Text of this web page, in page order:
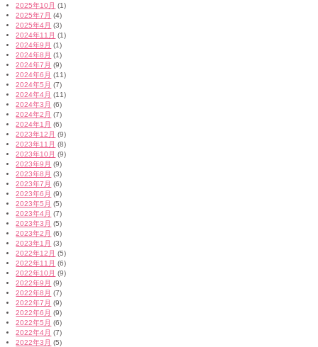
2025年10月 (1)
2025年7月 (4)
2025年4月 (3)
2024年11月 (1)
2024年9月 (1)
2024年8月 (1)
2024年7月 (9)
2024年6月 (11)
2024年5月 (7)
2024年4月 (11)
2024年3月 (6)
2024年2月 (7)
2024年1月 (6)
2023年12月 (9)
2023年11月 (8)
2023年10月 (9)
2023年9月 (9)
2023年8月 (3)
2023年7月 (6)
2023年6月 (9)
2023年5月 (5)
2023年4月 (7)
2023年3月 (5)
2023年2月 (6)
2023年1月 (3)
2022年12月 (5)
2022年11月 (6)
2022年10月 (9)
2022年9月 (9)
2022年8月 (7)
2022年7月 (9)
2022年6月 (9)
2022年5月 (6)
2022年4月 (7)
2022年3月 (5)